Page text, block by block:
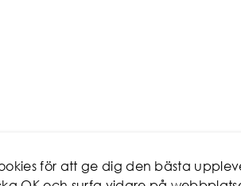
för att ge dig den bästa